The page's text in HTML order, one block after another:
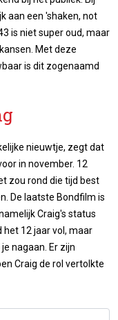
aan een 'shaken, not
is niet super oud, maar
Met deze
is dit zogenaamd
nieuwtje, zegt dat
in november. 12
zou rond die tijd best
De laatste Bondfilm is
Craig's status
het 12 jaar vol, maar
nagaan. Er zijn
Craig de rol vertolkte